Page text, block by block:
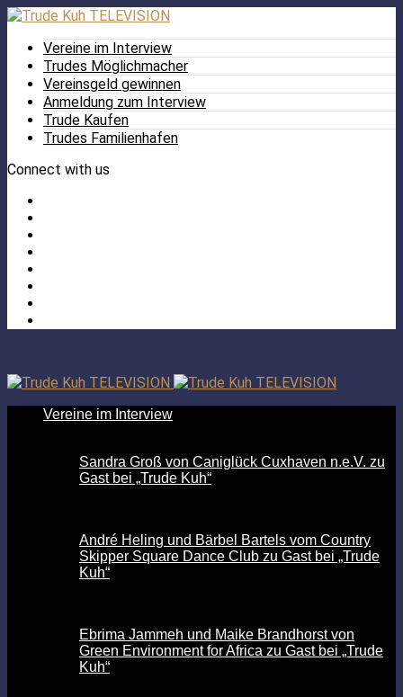
Vereine im Interview
Trudes Möglichmacher
Vereinsgeld gewinnen
Anmeldung zum Interview
Trude Kaufen
Trudes Familienhafen
Connect with us
Vereine im Interview
Sandra Groß von Caniglück Cuxhaven n.e.V. zu
Gast bei „Trude Kuh“
André Heling und Bärbel Bartels vom Country
Skipper Square Dance Club zu Gast bei „Trude
Kuh“
Ebrima Jammeh und Maike Brandhorst von
Green Environment for Africa zu Gast bei „Trude
Kuh“